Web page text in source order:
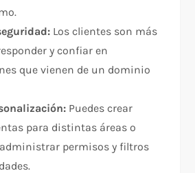
Los clientes son más
y confiar en
que vienen de un dominio
Puedes crear
para distintas áreas o
administrar permisos y filtros